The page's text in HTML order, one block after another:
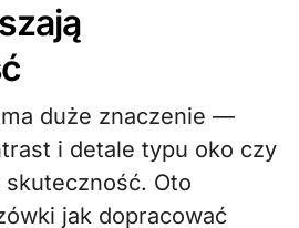
duże znaczenie —
i detale typu oko czy
skuteczność. Oto
jak dopracować